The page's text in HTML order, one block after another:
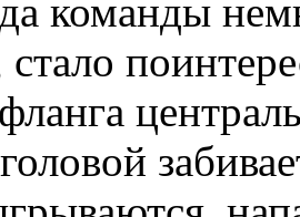
команды
стало